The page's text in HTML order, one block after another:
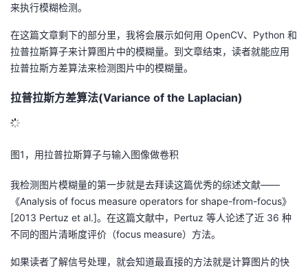
坛
圈
子
的
直
播
我
的
活
动
我
的
关
的
课
程
我
的
认
我
的
我
技
术
支
持
的
云
声
建
来执行模糊检测。
在这篇文章剩下的部分里，我将会展示如何用 OpenCV、Python 和
拉普拉斯算子来计算图片中的模糊量。到文章结束，读者就能应用
拉普拉斯方差算法来检测图片中的模糊量。
拉普拉斯方差算法(Variance of the Laplacian)
图1，用拉普拉斯算子与输入图像做卷积
我检测图片模糊量的第一步就是去拜读这篇优秀的综述文献——
《Analysis of focus measure operators for shape-from-focus》
[2013 Pertuz et al.]。在这篇文献中，Pertuz 等人论述了近 36 种
不同的图片清晰度评价（focus measure）方法。
如果读者了解信号处理，就会知道最直接的方法就是计算图片的快